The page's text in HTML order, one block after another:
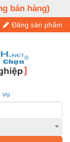
bán hàng)
Đăng sản phẩm
vụ